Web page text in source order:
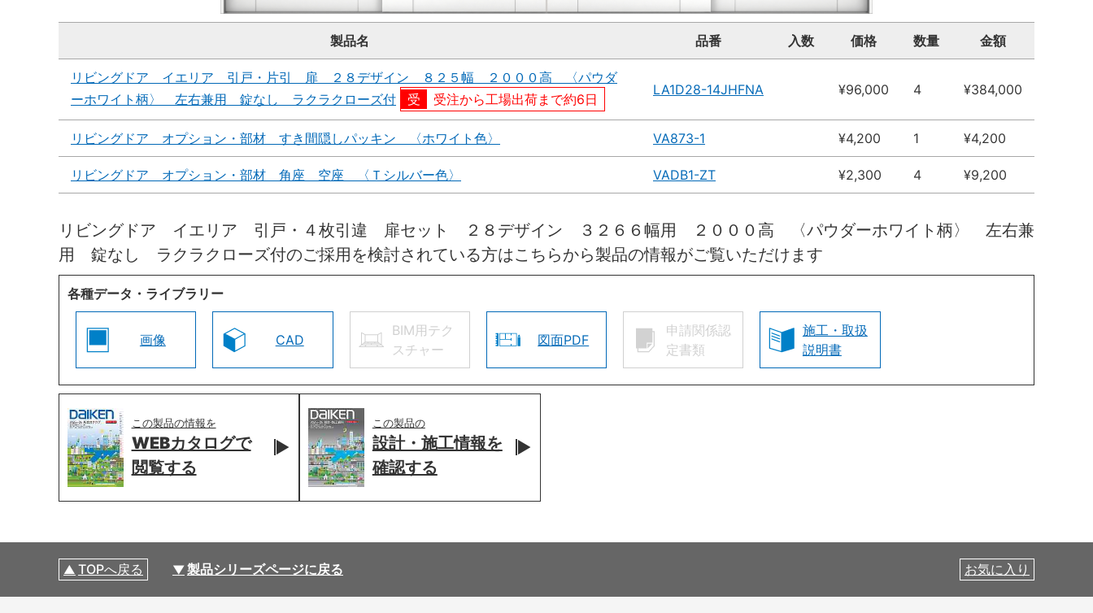
製品名 品番 入数 価格 数量 金額
リビングドア イエリア 引戸・片引 扉 ２８デザイン ８２５幅 ２０００高 〈パウダ
ーホワイト柄〉 左右兼用 錠なし ラクラクローズ付
受注から工場出荷まで約6日
LA1D28-14JHFNA ¥96,000 4 ¥384,000
リビングドア オプション・部材 すき間隠しパッキン 〈ホワイト色〉 VA873-1 ¥4,200 1 ¥4,200
リビングドア オプション・部材 角座 空座 〈Ｔシルバー色〉 VADB1-ZT ¥2,300 4 ¥9,200
リビングドア イエリア 引戸・４枚引違 扉セット ２８デザイン ３２６６幅用 ２０００高 〈パウダーホワイト柄〉 左右兼
用 錠なし ラクラクローズ付のご採用を検討されている方はこちらから製品の情報がご覧いただけます
各種データ・ライブラリー
画像 CAD
BIM用テク
スチャー
図面PDF
申請関係認
定書類
施工・取扱
説明書
この製品の情報を
WEBカタログで
閲覧する
この製品の
設計・施工情報を
確認する
TOPへ戻る 製品シリーズページに戻る お気に入り